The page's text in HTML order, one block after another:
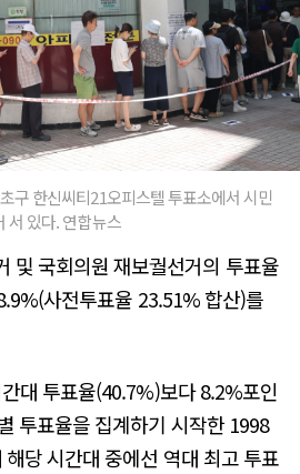
구 한신씨티21오피스텔 투표소에서 시민
서 있다. 연합뉴스
및 국회의원 재보궐선거의 투표율
사전투표율 23.51% 합산)를
대 투표율(40.7%)보다 8.2%포인
투표율을 집계하기 시작한 1998
당 시간대 중에선 역대 최고 투표